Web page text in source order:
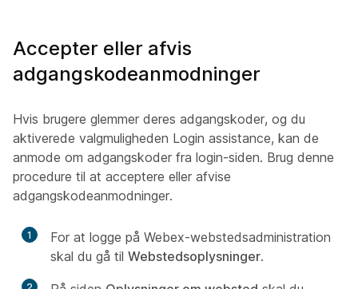
Accepter eller afvis
adgangskodeanmodninger
Hvis brugere glemmer deres adgangskoder, og du
aktiverede valgmuligheden Login assistance, kan de
anmode om adgangskoder fra login-siden. Brug denne
procedure til at acceptere eller afvise
adgangskodeanmodninger.
1
For at logge på Webex-webstedsadministration
skal du gå til Webstedsoplysninger.
2